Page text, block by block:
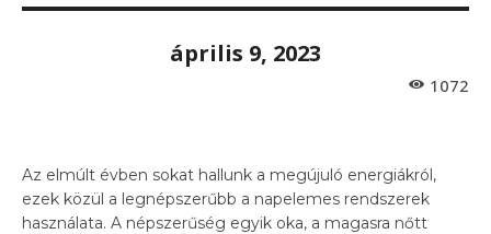
április 9, 2023
1072
Az elmúlt évben sokat hallunk a megújuló energiákról,
ezek közül a legnépszerűbb a napelemes rendszerek
használata. A népszerűség egyik oka, a magasra nőtt